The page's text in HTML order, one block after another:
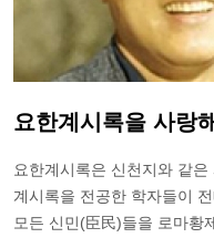
요한계시록을 사랑
요한계시록은 신천지와 같
계시록을 전공한 학자들이
모든 신민(臣民)들을 로마황